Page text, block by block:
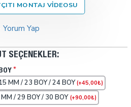
Yorum Yap
SEÇENEKLER:
15 MM / 23 BOY / 24 BOY (+45,00₺)
/ 29 BOY / 30 BOY (+90,00₺)
MONTAJ VIDEOSU